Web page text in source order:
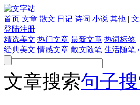
首页 文章 散文 日记 诗词 小说 其他 |
登陆注册
精选美文 热门文章 最新文章 热词标签
经典美文 情感文章 散文随笔 生活随笔
文章搜索句子